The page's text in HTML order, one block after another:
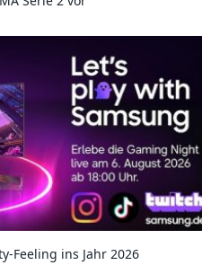
Feeling ins Jahr 2026